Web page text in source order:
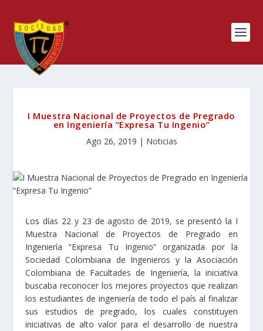
I Muestra Nacional de Proyectos de Pregrado
en Ingeniería “Expresa Tu Ingenio”
Ago 26, 2019 | Noticias
Los días 22 y 23 de agosto de 2019, se presentó la I
Muestra Nacional de Proyectos de Pregrado en
Ingeniería “Expresa Tu Ingenio” organizada por la
Sociedad Colombiana de Ingenieros y la Asociación
Colombiana de Facultades de Ingeniería, la iniciativa
buscaba reconocer los mejores proyectos que realizan
los estudiantes de ingeniería de todo el país al finalizar
sus estudios de pregrado, los cuales constituyen
iniciativas de alto valor para el desarrollo de nuestra